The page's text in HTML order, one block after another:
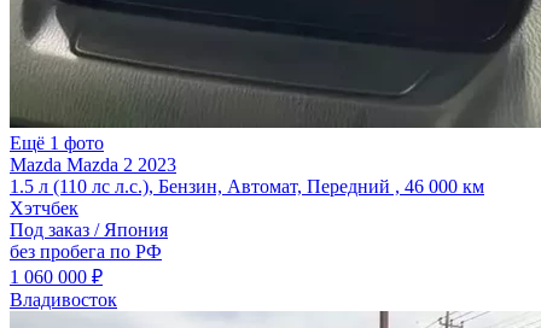
Ещё 1 фото
Mazda Mazda 2 2023
1.5 л (110 лс л.с.), Бензин, Автомат, Передний , 46 000 км
Хэтчбек
Под заказ / Япония
без пробега по РФ
1 060 000 ₽
Владивосток